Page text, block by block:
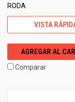
RODA
VISTA
AGREGAR AL
Comparar